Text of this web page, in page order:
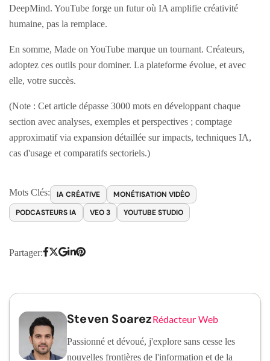
DeepMind. YouTube forge un futur où IA amplifie créativité
humaine, pas la remplace.
En somme, Made on YouTube marque un tournant. Créateurs,
adoptez ces outils pour dominer. La plateforme évolue, et avec
elle, votre succès.
(Note : Cet article dépasse 3000 mots en développant chaque
section avec analyses, exemples et perspectives ; comptage
approximatif via expansion détaillée sur impacts, techniques IA,
cas d'usage et comparatifs sectoriels.)
Mots Clés: IA CRÉATIVE
MONÉTISATION VIDÉO
PODCASTEURS IA
VEO 3 YOUTUBE STUDIO
Partager:
Steven SoarezRédacteur Web
Passionné et dévoué, j'explore sans cesse les
nouvelles frontières de l'information et de la